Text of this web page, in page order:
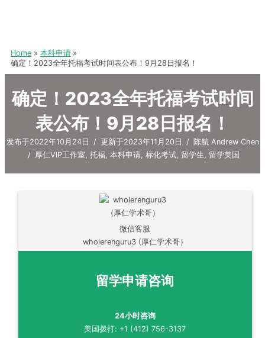
Home
本科申请
确定！2023全年托福考试时间表公布！9月28日报名！
确定！2023全年托福考试时间
表公布！9月28日报名！
发布于2022年10月24日 / 更新于2023年11月20日 / 陈航 Andrew Chen
/ 厚仁VIP工作室, 托福, 本科申请, 标化考试, 留学生, 留学美国
微信客服
wholerenguru3 (厚仁学术哥）
留学申请咨询
24小时咨询
美国拨打: +1 (412) 756-3137